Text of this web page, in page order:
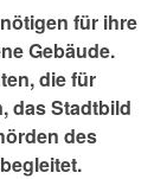
für ihre
Gebäude.
die für
das Stadtbild
des